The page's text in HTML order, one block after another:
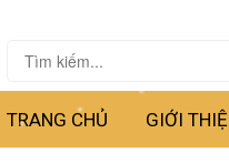
TRANG CHỦ GIỚI